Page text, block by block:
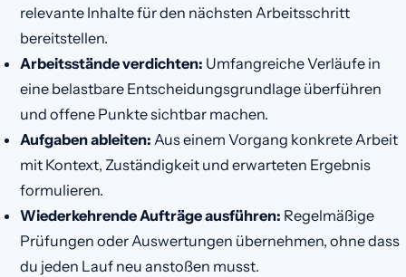
relevante Inhalte für den nächsten Arbeitsschritt
bereitstellen.
Arbeitsstände verdichten: Umfangreiche Verläufe in
eine belastbare Entscheidungsgrundlage überführen
und offene Punkte sichtbar machen.
Aufgaben ableiten: Aus einem Vorgang konkrete Arbeit
mit Kontext, Zuständigkeit und erwarteten Ergebnis
formulieren.
Wiederkehrende Aufträge ausführen: Regelmäßige
Prüfungen oder Auswertungen übernehmen, ohne dass
du jeden Lauf neu anstoßen musst.